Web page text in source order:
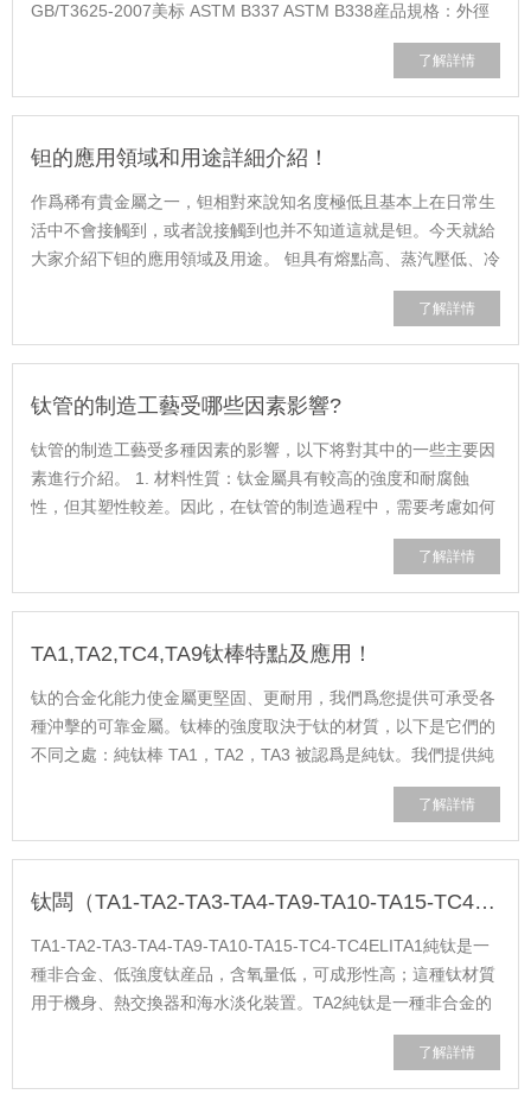
GB/T3625-2007美标 ASTM B337 ASTM B338産品規格：外徑
φ3-110mm（無縫管）/ 外徑>φ110mm 焊管TC4钛合金管什
了解詳情
钽的應用領域和用途詳細介紹！
作爲稀有貴金屬之一，钽相對來說知名度極低且基本上在日常生
活中不會接觸到，或者說接觸到也并不知道這就是钽。今天就給
大家介紹下钽的應用領域及用途。 钽具有熔點高、蒸汽壓低、冷
了解詳情
钛管的制造工藝受哪些因素影響?
钛管的制造工藝受多種因素的影響，以下将對其中的一些主要因
素進行介紹。 1. 材料性質：钛金屬具有較高的強度和耐腐蝕
性，但其塑性較差。因此，在钛管的制造過程中，需要考慮如何
了解詳情
TA1,TA2,TC4,TA9钛棒特點及應用！
钛的合金化能力使金屬更堅固、更耐用，我們爲您提供可承受各
種沖擊的可靠金屬。钛棒的強度取決于钛的材質，以下是它們的
不同之處：純钛棒 TA1，TA2，TA3 被認爲是純钛。我們提供純
了解詳情
钛闆（TA1-TA2-TA3-TA4-TA9-TA10-TA15-TC4）材質及性能！
TA1-TA2-TA3-TA4-TA9-TA10-TA15-TC4-TC4ELITA1純钛是一
種非合金、低強度钛産品，含氧量低，可成形性高；這種钛材質
用于機身、熱交換器和海水淡化裝置。TA2純钛是一種非合金的
了解詳情